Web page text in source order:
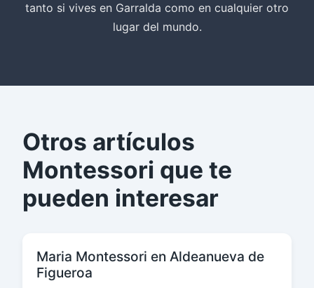
tanto si vives en Garralda como en cualquier otro
lugar del mundo.
Otros artículos
Montessori que te
pueden interesar
Maria Montessori en Aldeanueva de
Figueroa